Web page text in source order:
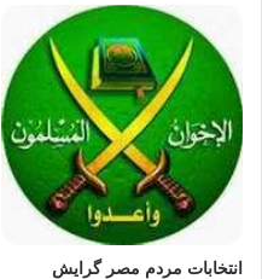
انتخابات مردم مصر گرایش